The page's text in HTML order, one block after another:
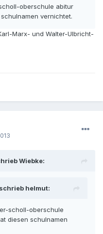
oberschule abitur
vernichtet.
Marx- und Walter-Ulbricht-
Wiebke:
helmut:
scholl-oberschule
diesen schulnamen